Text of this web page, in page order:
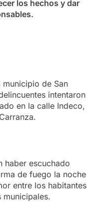
los hechos y dar
municipio de San
intentaron
en la calle Indeco,
haber escuchado
de fuego la noche
entre los habitantes